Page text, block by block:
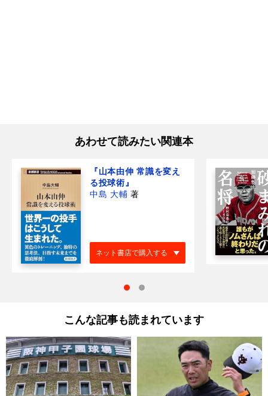
あわせて読みたい関連本
『山本由伸 常識を変え
る投球術』
中島 大輔 著
ネット書店で購入する
こんな記事も読まれています